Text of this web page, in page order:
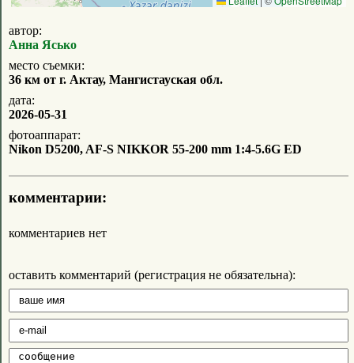
автор:
Анна Ясько
место съемки:
36 км от г. Актау, Мангистауская обл.
дата:
2026-05-31
фотоаппарат:
Nikon D5200, AF-S NIKKOR 55-200 mm 1:4-5.6G ED
комментарии:
комментариев нет
оставить комментарий (регистрация не обязательна):